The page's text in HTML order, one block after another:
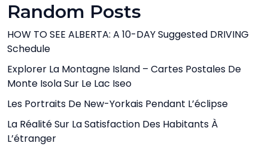
Random Posts
HOW TO SEE ALBERTA: A 10-DAY Suggested DRIVING
Schedule
Explorer La Montagne Island – Cartes Postales De
Monte Isola Sur Le Lac Iseo
Les Portraits De New-Yorkais Pendant L’éclipse
La Réalité Sur La Satisfaction Des Habitants À
L’étranger